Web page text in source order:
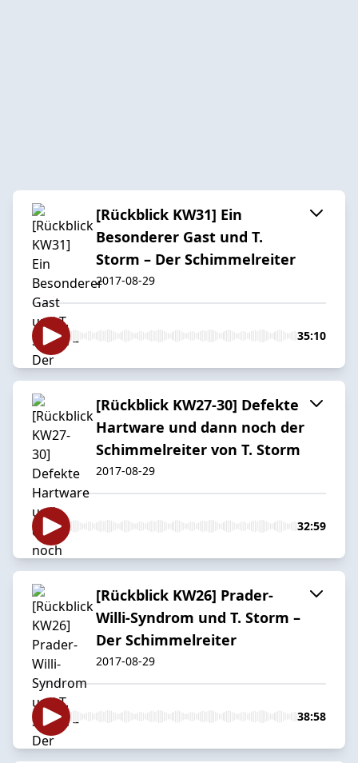
[Rückblick KW31] Ein
Besonderer Gast und T.
Storm – Der Schimmelreiter
2017-08-29
35:10
[Rückblick KW27-30] Defekte
Hartware und dann noch der
Schimmelreiter von T. Storm
2017-08-29
32:59
[Rückblick KW26] Prader-
Willi-Syndrom und T. Storm –
Der Schimmelreiter
2017-08-29
38:58